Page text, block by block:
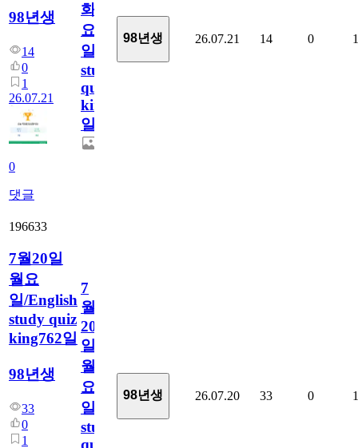
98년생
14
0
1
26.07.21
0
댓글
화
요
일/English
study
quiz
king763
일
98년생 26.07.21 14 0 1
196633
7월20일
월요
일/English
study quiz
king762일
98년생
33
0
1
7
월
20
일
월
요
일/English
study
98년생 26.07.20 33 0 1